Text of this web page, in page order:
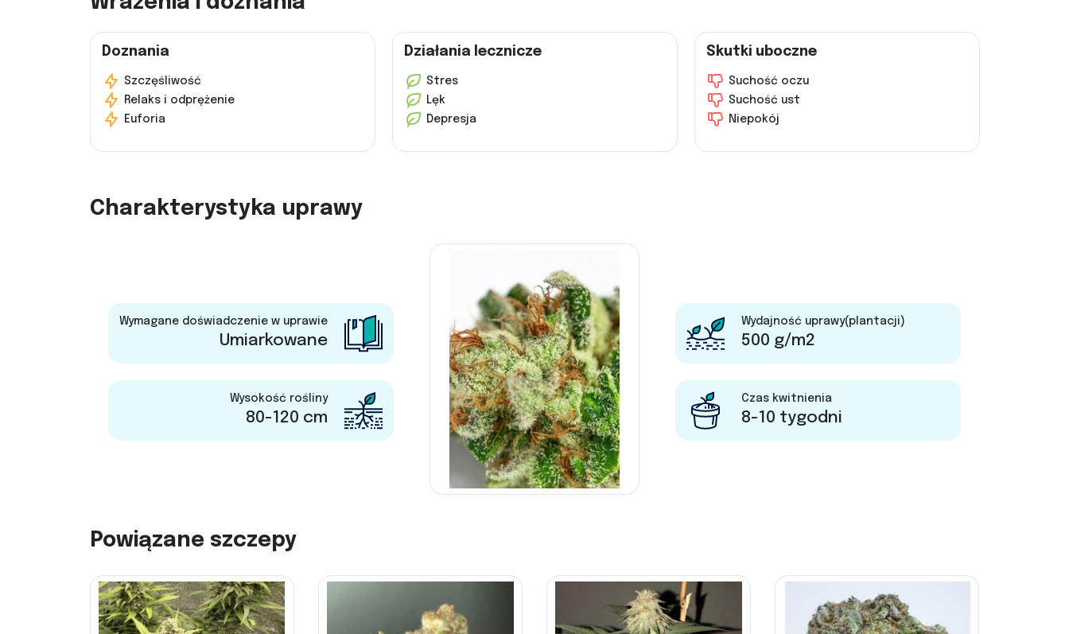
Doznania
Szczęśliwość
Relaks i odprężenie
Euforia
Działania lecznicze
Stres
Lęk
Depresja
Skutki uboczne
Suchość oczu
Suchość ust
Niepokój
Charakterystyka uprawy
Wymagane doświadczenie w uprawie
Umiarkowane
Wysokość rośliny
80-120 cm
Wydajność uprawy(plantacji)
500 g/m2
Czas kwitnienia
8-10 tygodni
Powiązane szczepy